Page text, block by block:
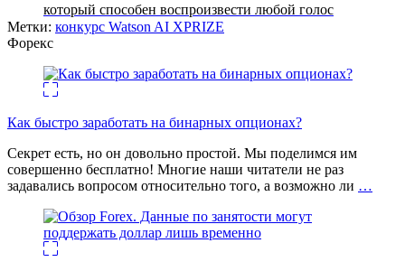
который способен воспроизвести любой голос
Метки: конкурс Watson AI XPRIZE
Форекс
Как быстро заработать на бинарных опционах?
Секрет есть, но он довольно простой. Мы поделимся им
совершенно бесплатно! Многие наши читатели не раз
задавались вопросом относительно того, а возможно ли …